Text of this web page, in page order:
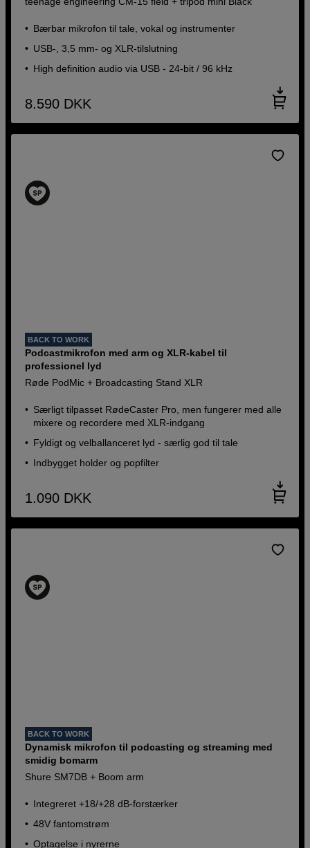
Bærbar mikrofon til tale, vokal og instrumenter
USB-, 3,5 mm- og XLR-tilslutning
High definition audio via USB - 24-bit / 96 kHz
8.590 DKK
BACK TO WORK
Podcastmikrofon med arm og XLR-kabel til
professionel lyd
Røde PodMic + Broadcasting Stand XLR
Særligt tilpasset RødeCaster Pro, men fungerer med alle
mixere og recordere med XLR-indgang
Fyldigt og velballanceret lyd - særlig god til tale
Indbygget holder og popfilter
1.090 DKK
BACK TO WORK
Dynamisk mikrofon til podcasting og streaming med
smidig bomarm
Shure SM7DB + Boom arm
Integreret +18/+28 dB-forstærker
48V fantomstrøm
Optagelse i nyrerne